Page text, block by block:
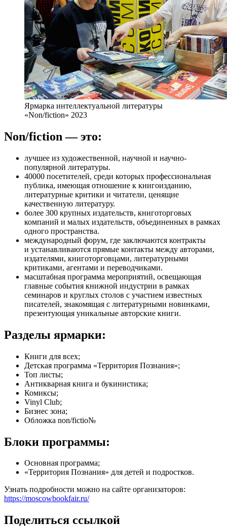
Ярмарка интеллектуальной литературы
«Non/fiction» 2023
Non/fiction — это:
лучшее из художественной, научной и научно-
популярной литературы.
40000 посетителей, среди которых профессиональная
публика, имеющая отношение к книгоизданию,
литературные критики и читатели, ценящие
качественную литературу.
более 300 крупных издательств, книготорговых
компаний и малых издательств, объединенных в рамках
одного пространства.
международный форум, где заключаются контракты
и устанавливаются прямые контакты между авторами,
издателями, книготорговцами, литературными
критиками, агентами и переводчиками.
масштабная программа мероприятий, освещающая
главные события книжной индустрии в рамках
семинаров и круглых столов с участием известных
писателей, знакомящая с литературными новинками,
презентующая уникальные авторские книги.
Разделы ярмарки:
Книги для всех;
Детская программа «Территория Познания»;
Топ листы;
Антикварная книга и букинистика;
Комиксы;
Vinyl Club;
Бизнес зона;
Обложка non/fictio№
Блоки программы:
Основная программа;
«Территория Познания» для детей и подростков.
Узнать подробности можно на сайте организаторов:
https://moscowbookfair.ru/
Поделиться ссылкой